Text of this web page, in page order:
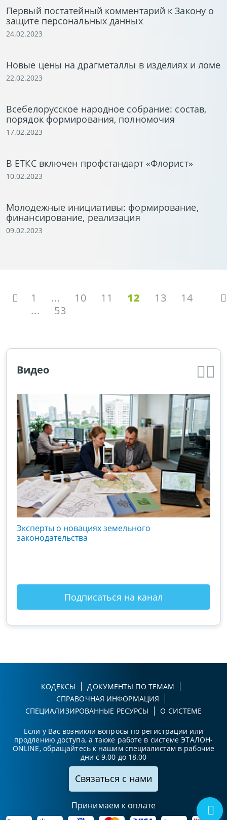
Первый постатейный комментарий к Закону о
защите персональных данных
24.02.2023
Новые цены на драгметаллы в изделиях и ломе
22.02.2023
Всебелорусское народное собрание: состав,
порядок формирования, полномочия
17.02.2023
В ЕТКС включен профстандарт «Флорист»
10.02.2023
Молодежные инициативы: формирование,
финансирование, реализация
09.02.2023
1 ... 10 11 12 13
14
...
53
Видео
Эксперты о новациях земельного
законодательства
Подписаться на канал
КОДЕКСЫ
ДОКУМЕНТЫ ПО ТЕМАМ
СПРАВОЧНАЯ ИНФОРМАЦИЯ
СПЕЦИАЛИЗИРОВАННЫЕ РЕСУРСЫ
О СИСТЕМЕ
Если у Вас возникли вопросы по регистрации или
продлению доступа, а также работе в системе ЭТАЛОН-
ONLINE, обращайтесь к нашим специалистам в рабочие
дни с 9.00 до 18.00
Связаться с нами
Принимаем к оплате